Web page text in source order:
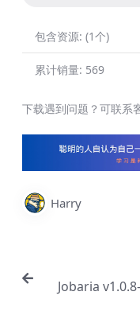
包含资源: (1个)
累计销量: 569
下载遇到问题？可联系
Harry
Jobaria